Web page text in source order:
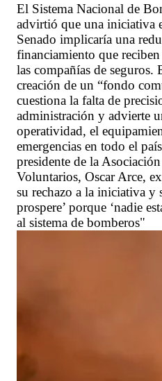
El Sistema Nacional de
advirtió que una iniciativa
Senado implicaría una
financiamiento que reciben
las compañías de seguros.
creación de un “fondo
cuestiona la falta de
administración y advierte
operatividad, el
emergencias en todo el
presidente de la
Voluntarios, Oscar Arce,
su rechazo a la iniciativa y
prospere’ porque ‘nadie
al sistema de bomberos"